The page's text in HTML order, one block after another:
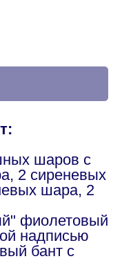
шаров с
2 сиреневых
шара, 2
фиолетовый
надписью
бант с